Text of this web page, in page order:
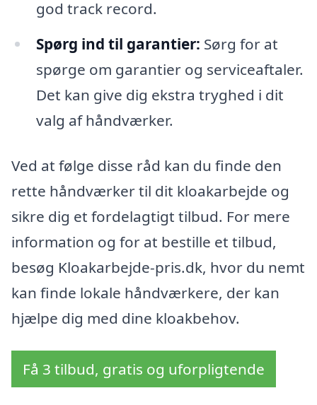
god track record.
Spørg ind til garantier: Sørg for at
spørge om garantier og serviceaftaler.
Det kan give dig ekstra tryghed i dit
valg af håndværker.
Ved at følge disse råd kan du finde den
rette håndværker til dit kloakarbejde og
sikre dig et fordelagtigt tilbud. For mere
information og for at bestille et tilbud,
besøg Kloakarbejde-pris.dk, hvor du nemt
kan finde lokale håndværkere, der kan
hjælpe dig med dine kloakbehov.
Få 3 tilbud, gratis og uforpligtende